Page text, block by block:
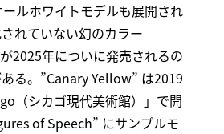
ルホワイトモデルも展開され
れていない幻のカラー
2025年についに発売されるの
る。”Canary Yellow” は2019
（シカゴ現代美術館）」で開
of Speech” にサンプルモ